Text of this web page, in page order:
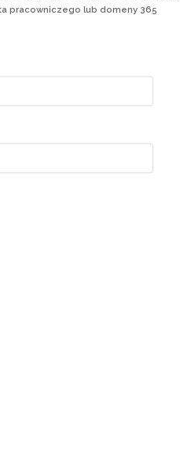
pracowniczego lub domeny 365